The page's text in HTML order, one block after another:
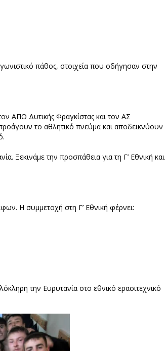
πάθος, στοιχεία που οδήγησαν στην
ΑΠΟ Δυτικής Φραγκίστας και τον ΑΣ
το αθλητικό πνεύμα και αποδεικνύουν
Ξεκινάμε την προσπάθεια για τη Γ’ Εθνική και
Η συμμετοχή στη Γ’ Εθνική φέρνει:
την Ευρυτανία στο εθνικό ερασιτεχνικό